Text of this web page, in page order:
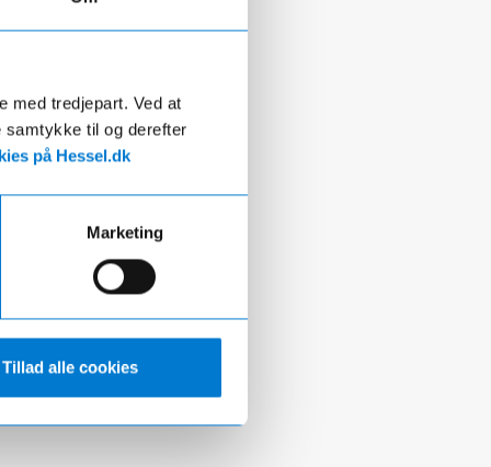
med tredjepart. Ved at
til og derefter
på Hessel.dk
Marketing
Tillad alle cookies